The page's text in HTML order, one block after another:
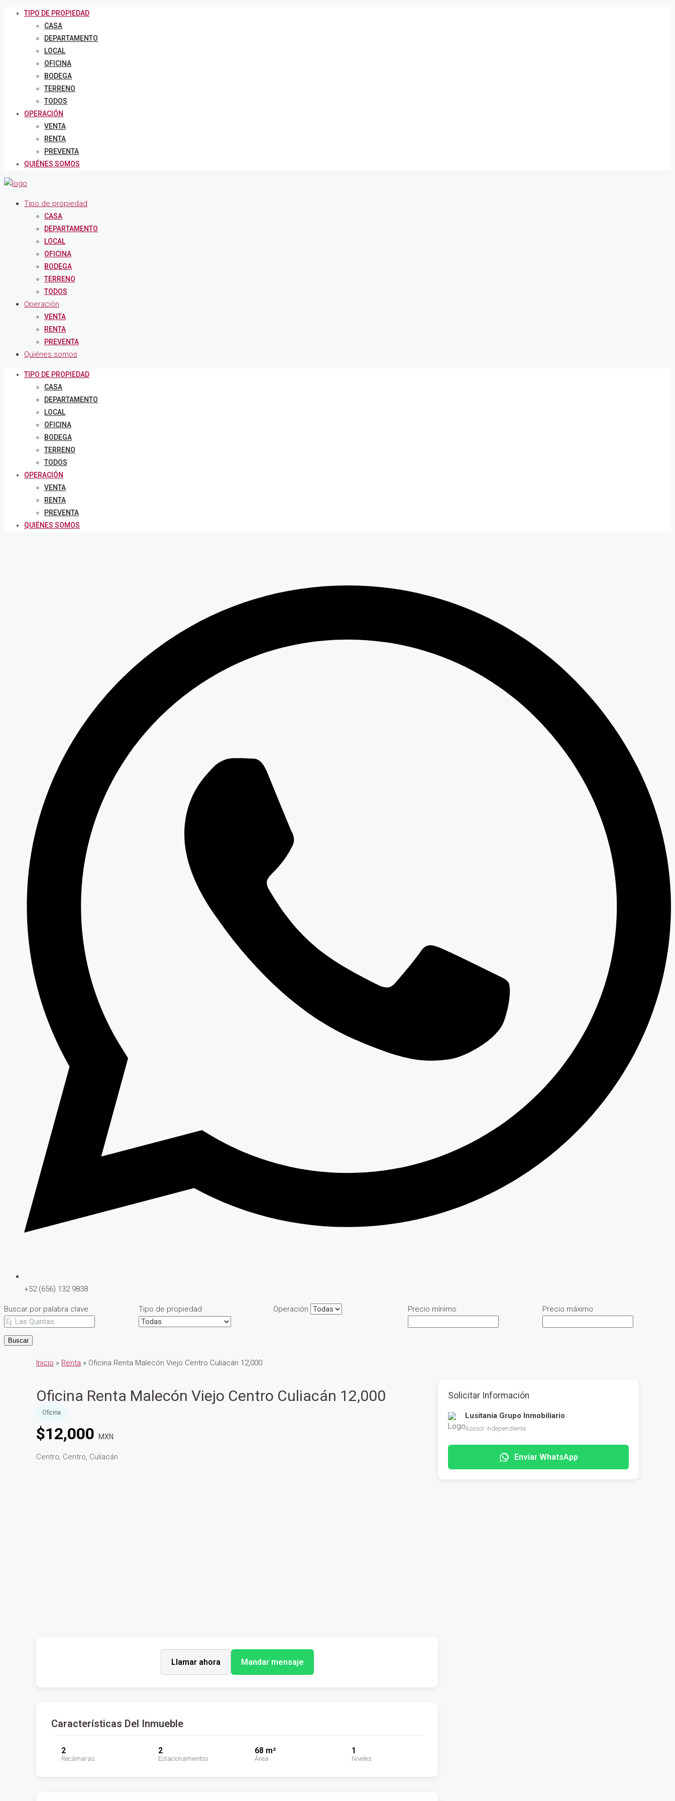
TIPO DE PROPIEDAD
CASA
DEPARTAMENTO
LOCAL
OFICINA
BODEGA
TERRENO
TODOS
OPERACIÓN
VENTA
RENTA
PREVENTA
QUIÉNES SOMOS
Tipo de propiedad
CASA
DEPARTAMENTO
LOCAL
OFICINA
BODEGA
TERRENO
TODOS
Operación
VENTA
RENTA
PREVENTA
Quiénes somos
TIPO DE PROPIEDAD
CASA
DEPARTAMENTO
LOCAL
OFICINA
BODEGA
TERRENO
TODOS
OPERACIÓN
VENTA
RENTA
PREVENTA
QUIÉNES SOMOS
+52 (656) 132 9838
Buscar por palabra clave Tipo de propiedad Operación Precio mínimo Precio máximo
Buscar
Inicio » Renta » Oficina Renta Malecón Viejo Centro Culiacán 12,000
Oficina Renta Malecón Viejo Centro Culiacán 12,000
Oficina
$12,000 MXN
Centro, Centro, Culiacán
Llamar ahora Mandar mensaje
Características Del Inmueble
2
Recámaras
2
Estacionamientos
68 m²
Área
1
Niveles
Solicitar Información
Lusitania Grupo Inmobiliario
Asesor independiente
Enviar WhatsApp